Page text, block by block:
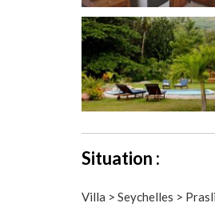
Situation :
Villa > Seychelles >